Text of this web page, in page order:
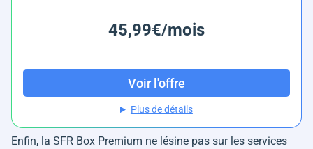
45,99€/mois
Voir l'offre
Plus de détails
Enfin, la SFR Box Premium ne lésine pas sur les services